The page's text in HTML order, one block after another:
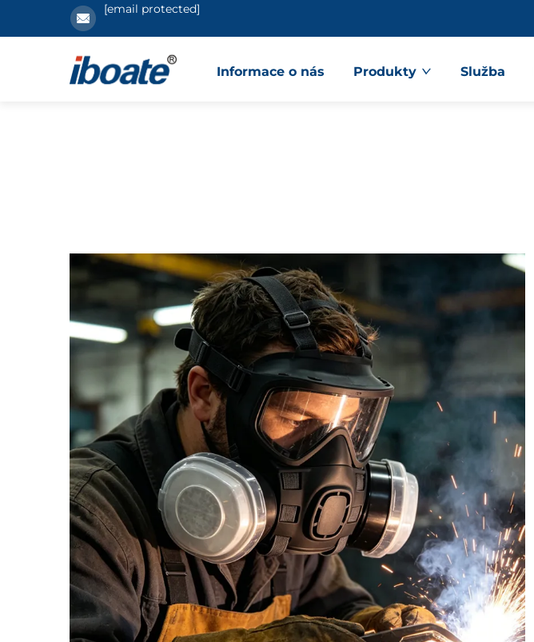
[email protected]
Informace o nás Produkty Služba